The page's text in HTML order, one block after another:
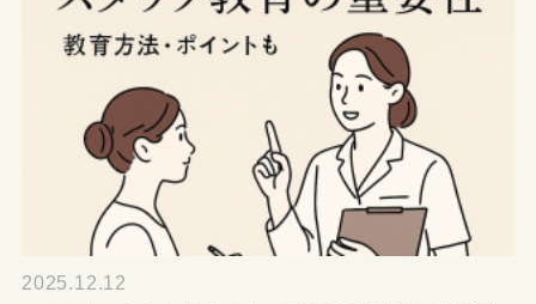
2025.12.12